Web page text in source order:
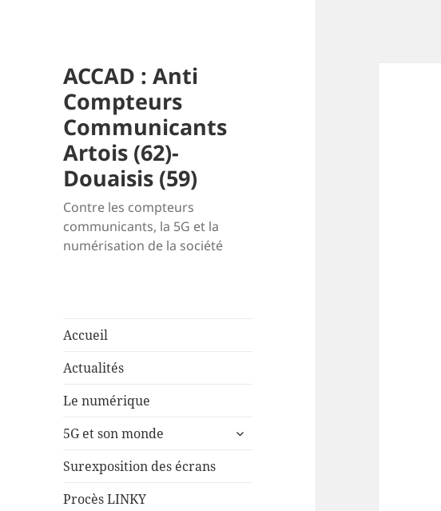
ACCAD : Anti
Compteurs
Communicants
Artois (62)-
Douaisis (59)
Contre les compteurs
communicants, la 5G et la
numérisation de la société
Accueil
Actualités
Le numérique
5G et son monde
ouvrir
Surexposition des écrans
Procès LINKY